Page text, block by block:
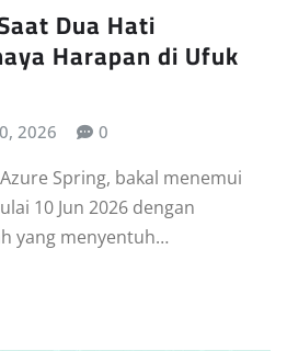
Dua Hati
Harapan di Ufuk
2026 0
Spring, bakal menemui
10 Jun 2026 dengan
yang menyentuh…